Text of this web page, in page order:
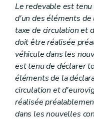
Le redevable est
d'un des éléments de
taxe de circulation et
doit être réalisée
véhicule dans les
est tenu de déclarer
éléments de la
circulation et
réalisée
dans les nouvelles